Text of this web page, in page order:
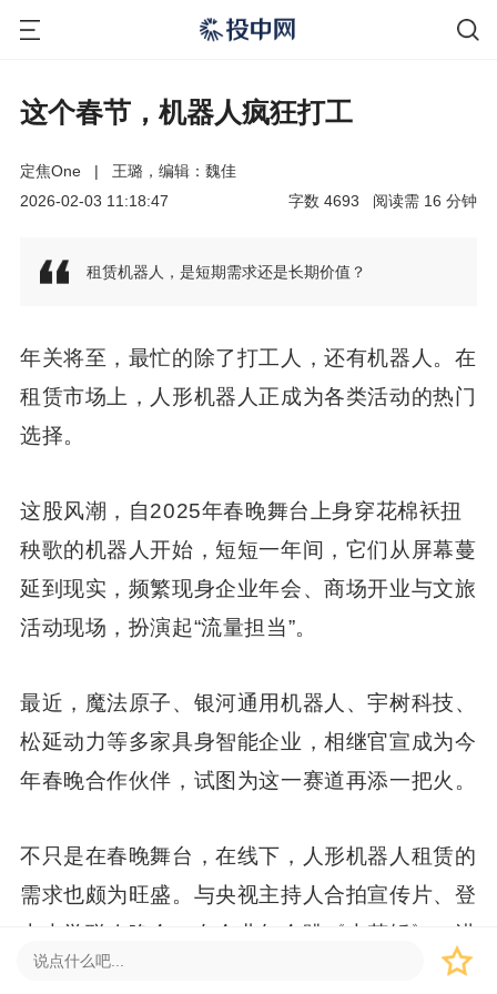
这个春节，机器人疯狂打工
定焦One |
王璐，编辑：魏佳
2026-02-03 11:18:47
分钟
16
阅读需
4693
字数
租赁机器人，是短期需求还是长期价值？
年关将至，最忙的除了打工人，还有机器人。在
租赁市场上，人形机器人正成为各类活动的热门
选择。
这股风潮，自2025年春晚舞台上身穿花棉袄扭
秧歌的机器人开始，短短一年间，它们从屏幕蔓
延到现实，频繁现身企业年会、商场开业与文旅
活动现场，扮演起“流量担当”。
最近，魔法原子、银河通用机器人、宇树科技、
松延动力等多家具身智能企业，相继官宣成为今
年春晚合作伙伴，试图为这一赛道再添一把火。
不只是在春晚舞台，在线下，人形机器人租赁的
需求也颇为旺盛。与央视主持人合拍宣传片、登
上大学联欢晚会，在企业年会跳《大花轿》、进
影视剧组表演咏春拳，这些日薪高达数千甚至上